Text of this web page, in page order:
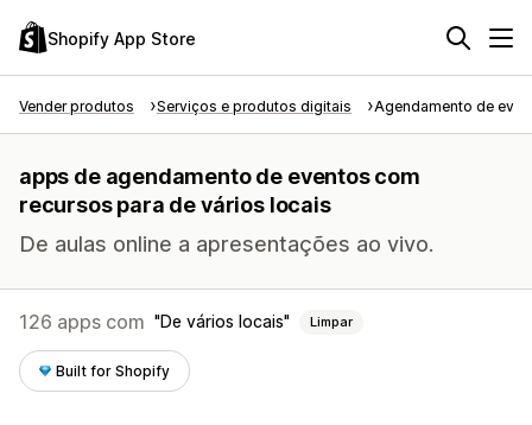
Shopify App Store
Vender produtos Serviços e produtos digitais Agendamento de
apps de agendamento de eventos com
recursos para de vários locais
De aulas online a apresentações ao vivo.
126 apps com De vários locais Limpar
Built for Shopify